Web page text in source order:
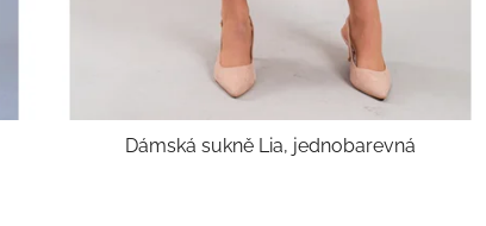
Dámská sukně Lia, jednobarevná